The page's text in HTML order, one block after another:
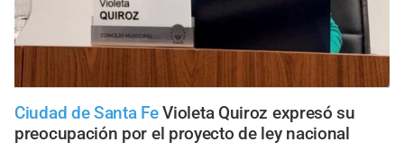
Ciudad de Santa Fe Violeta Quiroz expresó su
preocupación por el proyecto de ley nacional